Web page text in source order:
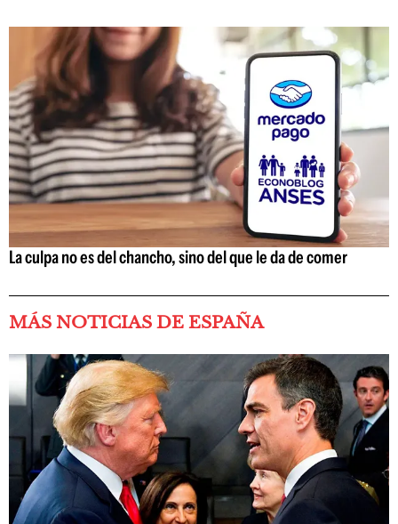
La culpa no es del chancho, sino del que le da de comer
MÁS NOTICIAS DE ESPAÑA